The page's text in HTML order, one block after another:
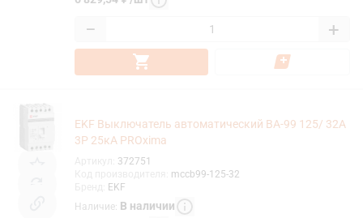
− +
EKF Выключатель автоматический ВА-99 125/ 32А
3P 25кА PROxima
372751
mccb99-125-32
EKF
Наличие: В наличии